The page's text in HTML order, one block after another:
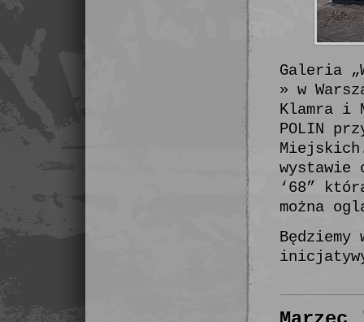
Galeria
» w
Klamra i
POLIN
wystawie
‘68”
można